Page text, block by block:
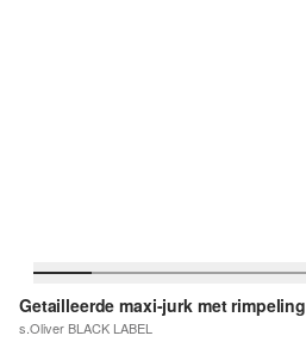
Getailleerde maxi-jurk met rimpeling
s.Oliver BLACK LABEL